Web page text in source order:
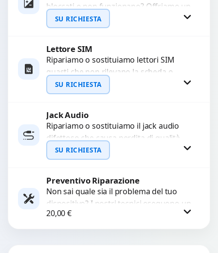
WhatsApp
bloccati o non funzionano? Offriamo un
servizio di riparazione o sostituzione
con ricambi...
SU RICHIESTA
Richiedi Preventivo
WhatsApp
Lettore SIM
Ripariamo o sostituiamo lettori SIM
guasti che non rilevano la scheda o
interrompono il segnale. Utilizziamo
ricambi testati e garantiti...
SU RICHIESTA
Richiedi Preventivo
WhatsApp
Jack Audio
Ripariamo o sostituiamo il jack audio
difettoso che causa perdita di qualità
sonora o impossibilità di collegare cuffie
e accessori....
SU RICHIESTA
Richiedi Preventivo
Preventivo Riparazione
Non sai quale sia il problema del tuo
dispositivo? I nostri tecnici eseguono un
check-up completo con strumenti
avanzati per...
20,00€